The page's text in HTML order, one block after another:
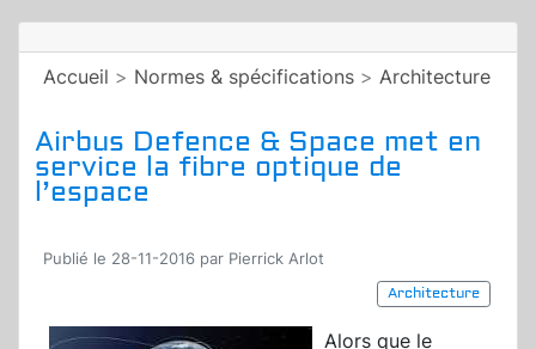
Accueil > Normes & spécifications > Architecture
Airbus Defence & Space met en
service la fibre optique de
l’espace
Publié le 28-11-2016 par Pierrick Arlot
Architecture
Alors que le